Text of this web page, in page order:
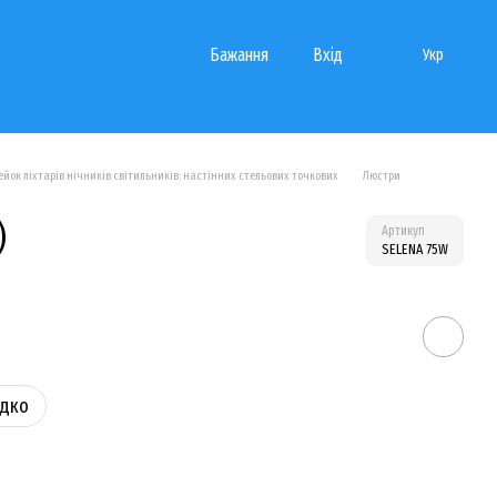
Бажання Вхід Укр
ліхтарів нічників світильників: настінних стельових точкових
Люстри
Артикул
SELENA 75W